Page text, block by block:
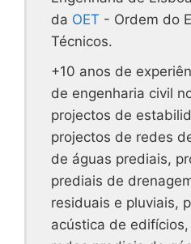
da OET - Ordem do
Técnicos.
+10 anos de
de engenharia civil
projectos de
projectos de redes
de águas prediais,
prediais de
residuais e pluviais,
acústica de